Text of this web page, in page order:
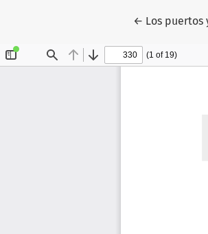
← Volver a
Los puertos